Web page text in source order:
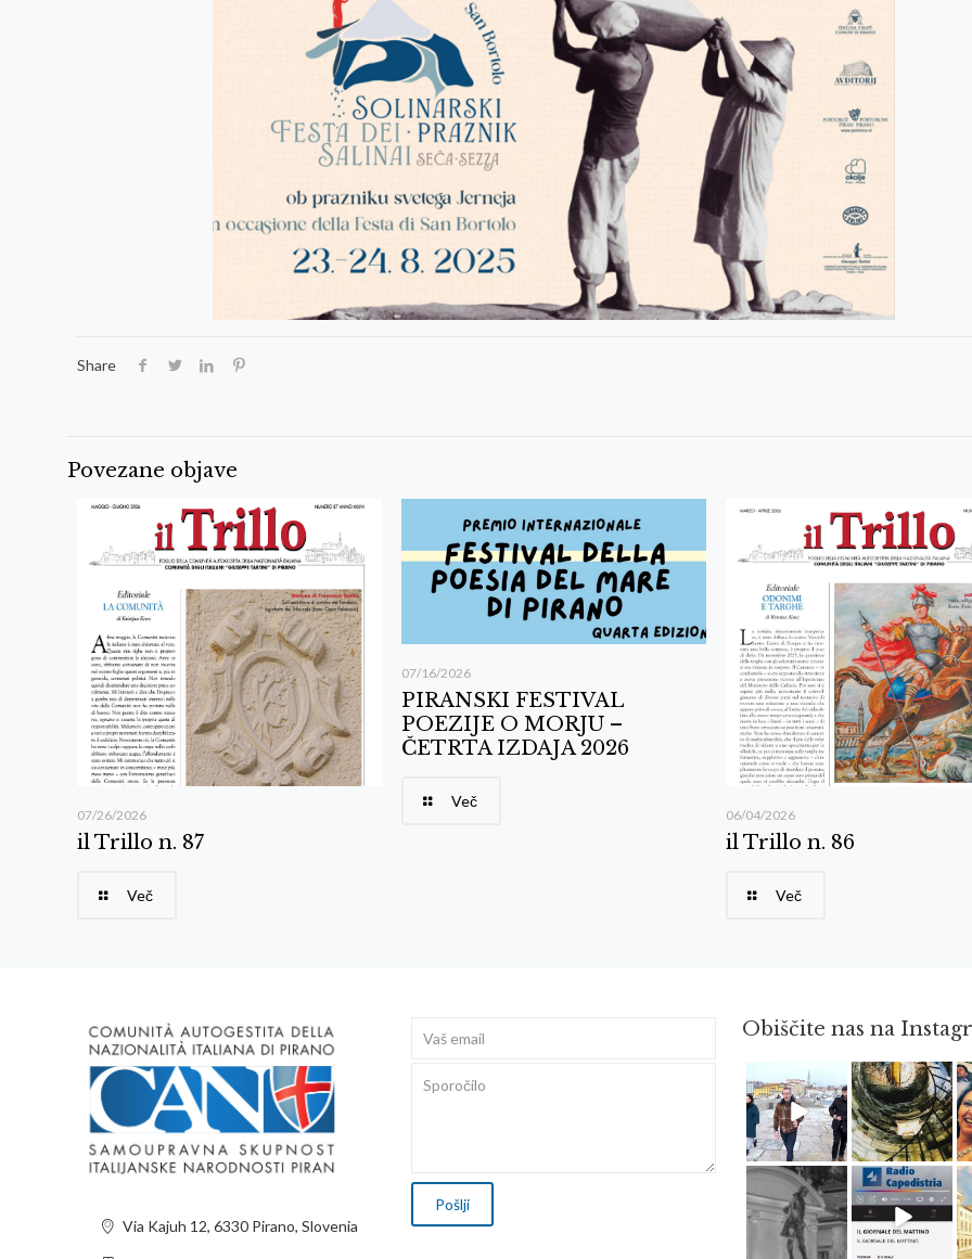
Share
Povezane objave
07/26/2026
il Trillo n. 87
Več
07/16/2026
PIRANSKI FESTIVAL
POEZIJE O MORJU –
ČETRTA IZDAJA 2026
Več
06/04/2026
il Trillo n. 86
Več
Via Kajuh 12, 6330 Pirano, Slovenia
Obiščite nas na
Feb 16 Avg 3
Apr 18 Dec 14